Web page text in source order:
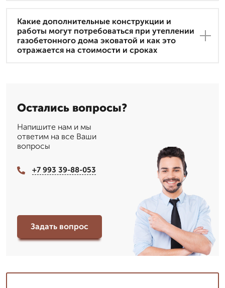
Какие дополнительные конструкции и
работы могут потребоваться при утеплении
газобетонного дома эковатой и как это
отражается на стоимости и сроках
Остались вопросы?
Напишите нам и мы
ответим на все Ваши
вопросы
+7 993 39-88-053
Задать вопрос